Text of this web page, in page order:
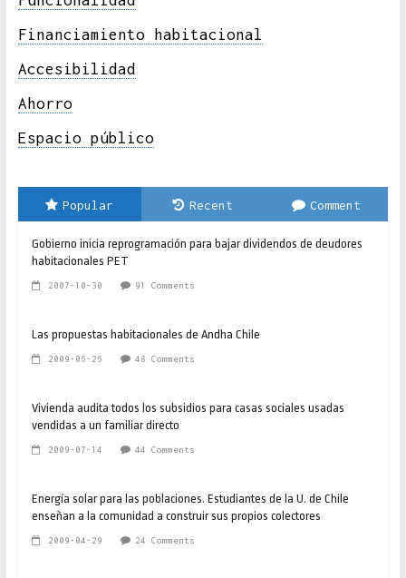
Financiamiento habitacional
Accesibilidad
Ahorro
Espacio público
Popular Recent Comment
Gobierno inicia reprogramación para bajar dividendos de deudores
habitacionales PET
2007-10-30 91 Comments
Las propuestas habitacionales de Andha Chile
2009-06-26 48 Comments
Vivienda audita todos los subsidios para casas sociales usadas
vendidas a un familiar directo
2009-07-14 44 Comments
Energía solar para las poblaciones. Estudiantes de la U. de Chile
enseñan a la comunidad a construir sus propios colectores
2009-04-29 24 Comments